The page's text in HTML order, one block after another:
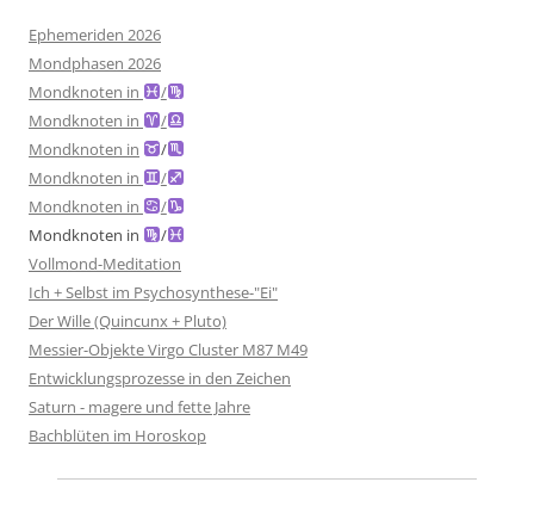
Ephemeriden 2026
Mondphasen 2026
Mondknoten in
/
Mondknoten in
/
Mondknoten in
/
Mondknoten in
/
Mondknoten in
/
Mondknoten in
/
Vollmond-Meditation
Ich + Selbst im Psychosynthese-"Ei"
Der Wille (Quincunx + Pluto)
Messier-Objekte Virgo Cluster M87 M49
Entwicklungsprozesse in den Zeichen
Saturn - magere und fette Jahre
Bachblüten im Horoskop